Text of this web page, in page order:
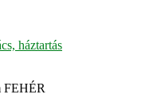
háztartás
FEHÉR